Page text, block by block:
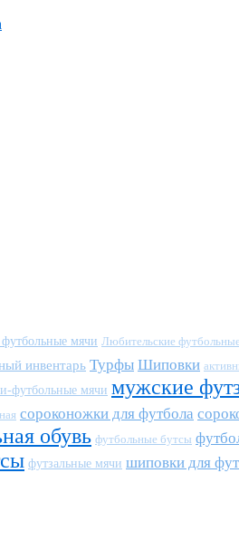
мячи Любительские
инвентарь Турфы Шиповки
футбольные мячи мужские
сороконожки для футбола
обувь футбольные бутсы
футзальные мячи шиповки для